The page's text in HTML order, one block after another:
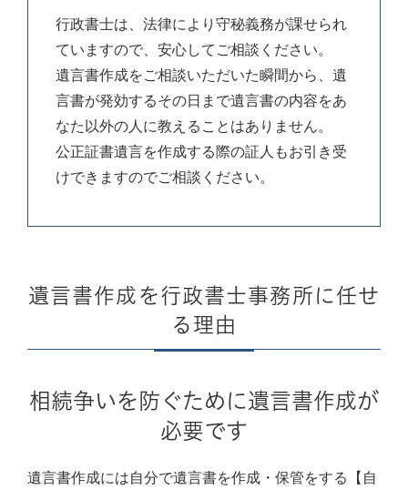
行政書士は、法律により守秘義務が課せられ
ていますので、安心してご相談ください。
遺言書作成をご相談いただいた瞬間から、遺
言書が発効するその日まで遺言書の内容をあ
なた以外の人に教えることはありません。
公正証書遺言を作成する際の証人もお引き受
けできますのでご相談ください。
遺言書作成を行政書士事務所に任せ
る理由
相続争いを防ぐために遺言書作成が
必要です
遺言書作成には自分で遺言書を作成・保管をする【自